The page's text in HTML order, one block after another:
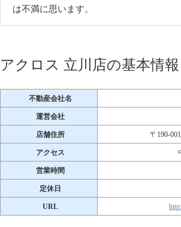
は不満に思います。
アクロス 立川店の基本情報
不動産会社名
運営会社
店舗住所 〒190-
アクセス
営業時間
定休日
URL